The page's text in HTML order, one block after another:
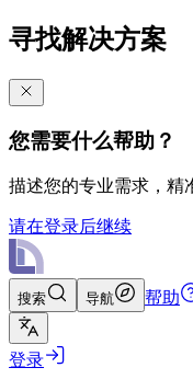
寻找解决方案
您需要什么帮助？
描述您的专业需求，精
请在登录后继续
搜索 导航 帮助
登录